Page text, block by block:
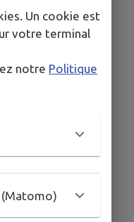
Un cookie est
votre terminal
notre Politique
(Matomo)